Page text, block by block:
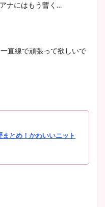
ナにはもう暫く…
直線で頑張って欲しいで
とめ！かわいいニット